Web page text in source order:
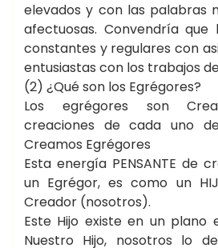
elevados y con las palabras
afectuosas. Convendría que
constantes y regulares con
entusiastas con los trabajos
(2) ¿Qué son los Egrégores?
Los egrégores son
creaciones de cada uno
Creamos Egrégores
Esta energía PENSANTE de
un Egrégor, es como un
Creador (nosotros).
Este Hijo existe en un plano
Nuestro Hijo, nosotros lo